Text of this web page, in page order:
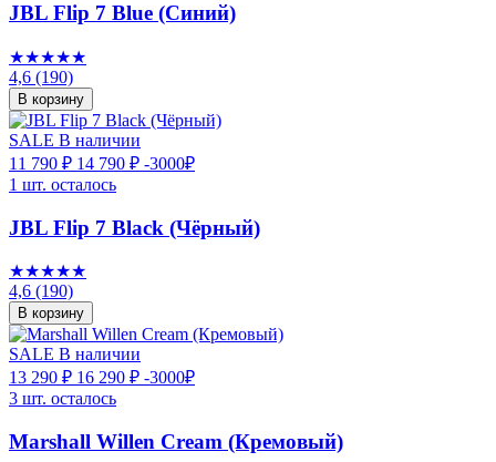
JBL Flip 7 Blue (Синий)
★★★★★
4,6 (190)
В корзину
SALE В наличии
11 790 ₽ 14 790 ₽ -3000₽
1 шт. осталось
JBL Flip 7 Black (Чёрный)
★★★★★
4,6 (190)
В корзину
SALE В наличии
13 290 ₽ 16 290 ₽ -3000₽
3 шт. осталось
Marshall Willen Cream (Кремовый)